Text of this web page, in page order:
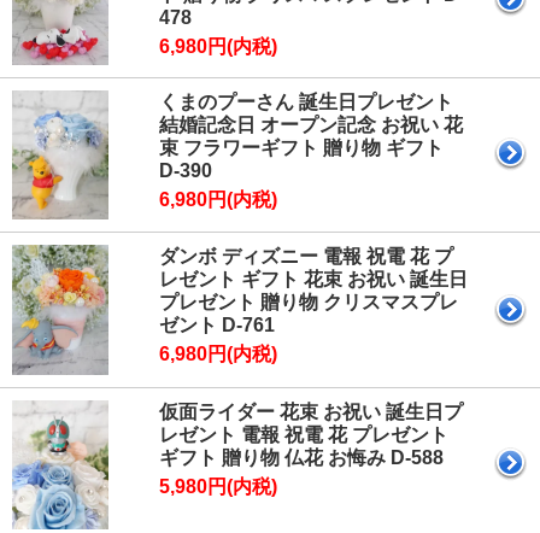
478
6,980円(内税)
くまのプーさん 誕生日プレゼント
結婚記念日 オープン記念 お祝い 花
束 フラワーギフト 贈り物 ギフト
D-390
6,980円(内税)
ダンボ ディズニー 電報 祝電 花 プ
レゼント ギフト 花束 お祝い 誕生日
プレゼント 贈り物 クリスマスプレ
ゼント D-761
6,980円(内税)
仮面ライダー 花束 お祝い 誕生日プ
レゼント 電報 祝電 花 プレゼント
ギフト 贈り物 仏花 お悔み D-588
5,980円(内税)